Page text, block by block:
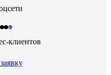
клиентов